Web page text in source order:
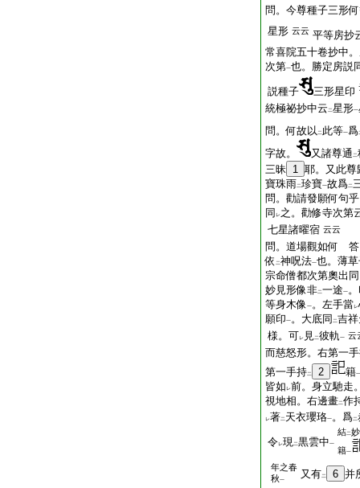
問。今尊種子三形
星形 云云 平等房抄
常喜院五十卷抄中
次第一也。勝定房説
説種子 三形星印
統極祕抄中云 二星形一
問。何故以 二 此等一爲
字故。 又諸尊通 二
三昧 1 耶。又此尊
寶珠雨二珍寶一故爲二
問。勸請發願何句
同 レ之。勸修寺次第
七星諸曜宿 云云
問。道場觀如何 答
依 二神呪法一也。薄
宗命僧都次第奧出
妙見形像非二一途一
等身木像一。左手當レ
願印一。大底同 二吉
様。可レ 見二彼軌一 云
而慈怒形。右第一
第一手持二 2 籍一
皆如 レ前。身立馳走
視地相。右邊畫二作
レ著二 天衣瓔珞一。爲二
令レ現二黒雲中一
結二
籍一
年之春
秋一 又有二 6 并